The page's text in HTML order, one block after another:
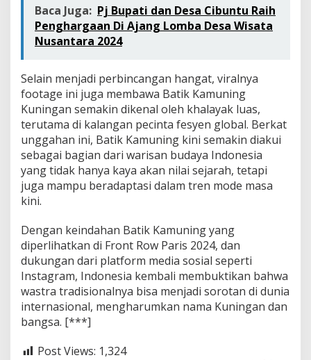
Baca Juga: Pj Bupati dan Desa Cibuntu Raih
Penghargaan Di Ajang Lomba Desa Wisata
Nusantara 2024
Selain menjadi perbincangan hangat, viralnya
footage ini juga membawa Batik Kamuning
Kuningan semakin dikenal oleh khalayak luas,
terutama di kalangan pecinta fesyen global. Berkat
unggahan ini, Batik Kamuning kini semakin diakui
sebagai bagian dari warisan budaya Indonesia
yang tidak hanya kaya akan nilai sejarah, tetapi
juga mampu beradaptasi dalam tren mode masa
kini.
Dengan keindahan Batik Kamuning yang
diperlihatkan di Front Row Paris 2024, dan
dukungan dari platform media sosial seperti
Instagram, Indonesia kembali membuktikan bahwa
wastra tradisionalnya bisa menjadi sorotan di dunia
internasional, mengharumkan nama Kuningan dan
bangsa. [***]
Post Views: 1,324